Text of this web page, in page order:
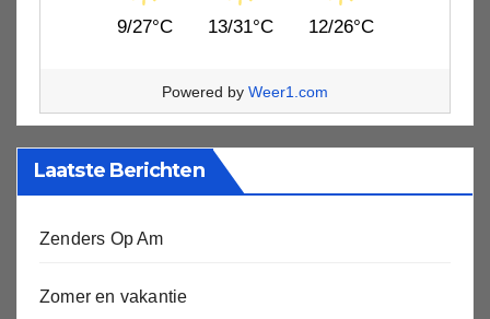
9/27°C 13/31°C 12/26°C
Powered by Weer1.com
Laatste Berichten
Zenders Op Am
Zomer en vakantie